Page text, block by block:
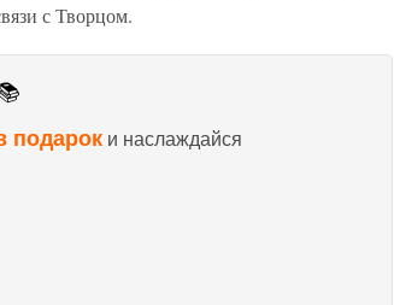
с Творцом.
подарок и наслаждайся